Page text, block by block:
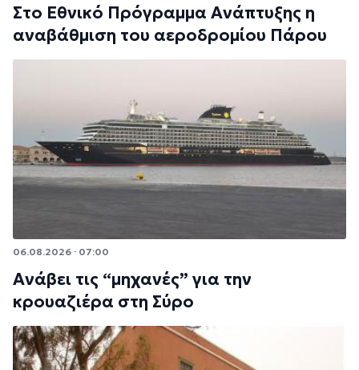
Στο Εθνικό Πρόγραμμα Ανάπτυξης η
αναβάθμιση του αεροδρομίου Πάρου
06.08.2026 · 07:00
Ανάβει τις “μηχανές” για την
κρουαζιέρα στη Σύρο